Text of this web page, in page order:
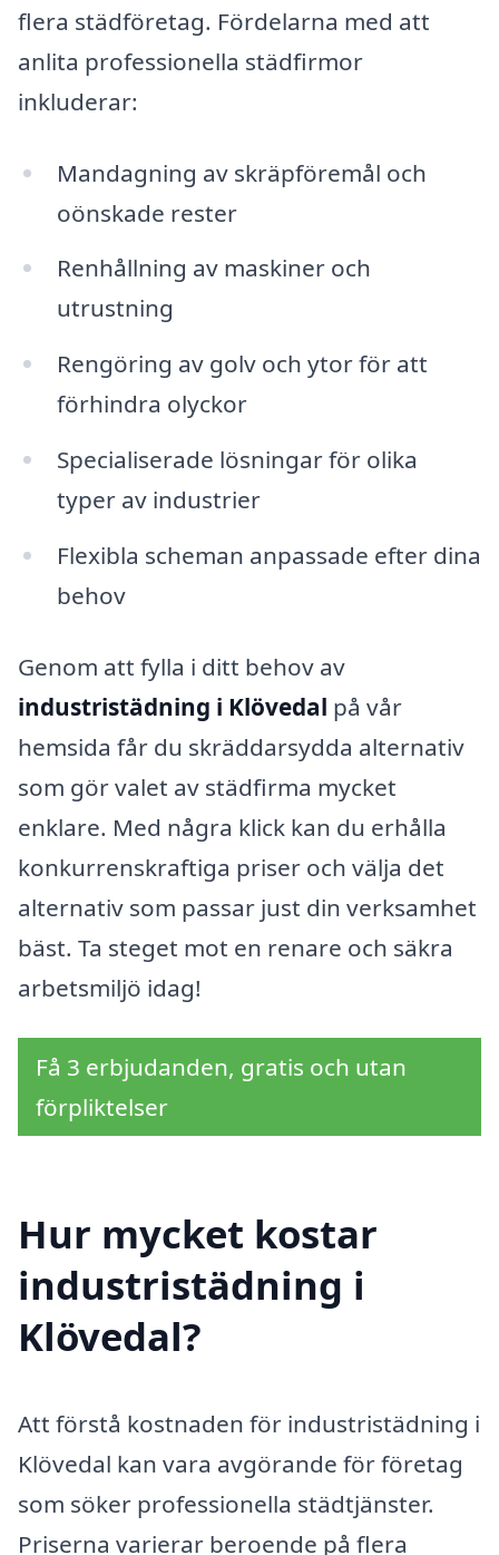
flera städföretag. Fördelarna med att
anlita professionella städfirmor
inkluderar:
Mandagning av skräpföremål och
oönskade rester
Renhållning av maskiner och
utrustning
Rengöring av golv och ytor för att
förhindra olyckor
Specialiserade lösningar för olika
typer av industrier
Flexibla scheman anpassade efter dina
behov
Genom att fylla i ditt behov av
industristädning i Klövedal på vår
hemsida får du skräddarsydda alternativ
som gör valet av städfirma mycket
enklare. Med några klick kan du erhålla
konkurrenskraftiga priser och välja det
alternativ som passar just din verksamhet
bäst. Ta steget mot en renare och säkra
arbetsmiljö idag!
Få 3 erbjudanden, gratis och utan
förpliktelser
Hur mycket kostar
industristädning i
Klövedal?
Att förstå kostnaden för industristädning i
Klövedal kan vara avgörande för företag
som söker professionella städtjänster.
Priserna varierar beroende på flera